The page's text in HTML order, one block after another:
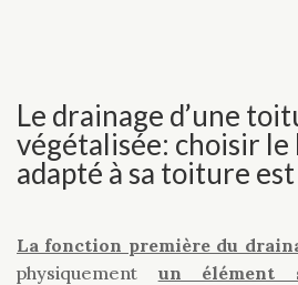
Le drainage d’une
végétalisée: choisir le
adapté à sa toiture
La fonction première du
physiquement un élément